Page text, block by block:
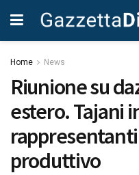
Home News
Riunione su
estero. Tajani
produttivo